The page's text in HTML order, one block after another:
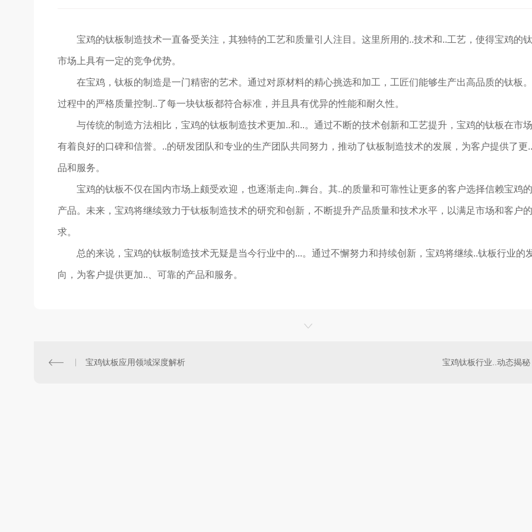
宝鸡的钛板制造技术一直备受关注，其独特的工艺和质量引人注目。这里所用的..技术和..工艺，使得宝鸡的
市场上具有一定的竞争优势。
在宝鸡，钛板的制造是一门精密的艺术。通过对原材料的精心挑选和加工，工匠们能够生产出高品质的钛板
过程中的严格质量控制..了每一块钛板都符合标准，并且具有优异的性能和耐久性。
与传统的制造方法相比，宝鸡的钛板制造技术更加..和..。通过不断的技术创新和工艺提升，宝鸡的钛板在市
有着良好的口碑和信誉。..的研发团队和专业的生产团队共同努力，推动了钛板制造技术的发展，为客户提供了更
品和服务。
宝鸡的钛板不仅在国内市场上颇受欢迎，也逐渐走向..舞台。其..的质量和可靠性让更多的客户选择信赖宝鸡
产品。未来，宝鸡将继续致力于钛板制造技术的研究和创新，不断提升产品质量和技术水平，以满足市场和客户
求。
总的来说，宝鸡的钛板制造技术无疑是当今行业中的...。通过不懈努力和持续创新，宝鸡将继续..钛板行业的
向，为客户提供更加..、可靠的产品和服务。
宝鸡钛板应用领域深度解析 宝鸡钛板行业..动态揭秘